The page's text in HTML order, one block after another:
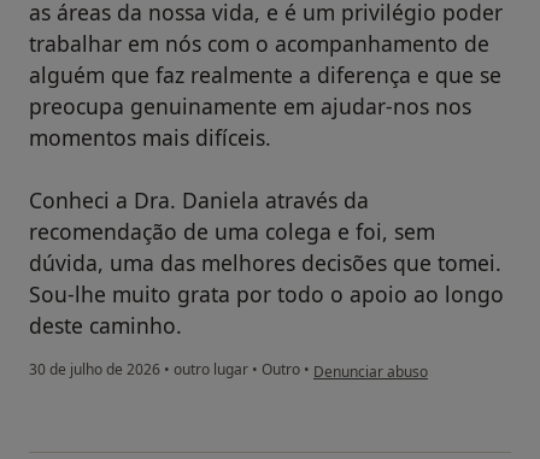
as áreas da nossa vida, e é um privilégio poder
trabalhar em nós com o acompanhamento de
alguém que faz realmente a diferença e que se
preocupa genuinamente em ajudar-nos nos
momentos mais difíceis.
Conheci a Dra. Daniela através da
recomendação de uma colega e foi, sem
dúvida, uma das melhores decisões que tomei.
Sou-lhe muito grata por todo o apoio ao longo
deste caminho.
30 de julho de 2026 • outro lugar • Outro • na opinião do utilizador Cátia M.
Denunciar abuso